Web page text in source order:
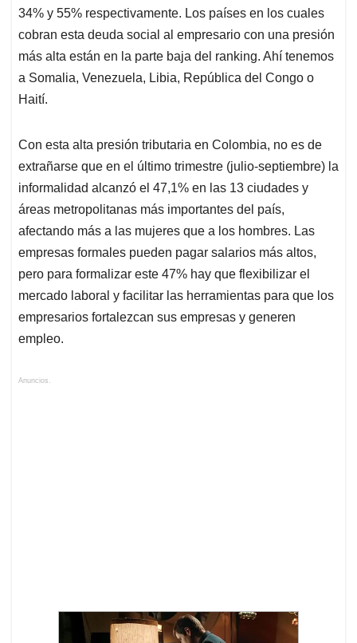
34% y 55% respectivamente. Los países en los cuales
cobran esta deuda social al empresario con una presión
más alta están en la parte baja del ranking. Ahí tenemos
a Somalia, Venezuela, Libia, República del Congo o
Haití.
Con esta alta presión tributaria en Colombia, no es de
extrañarse que en el último trimestre (julio-septiembre) la
informalidad alcanzó el 47,1% en las 13 ciudades y
áreas metropolitanas más importantes del país,
afectando más a las mujeres que a los hombres. Las
empresas formales pueden pagar salarios más altos,
pero para formalizar este 47% hay que flexibilizar el
mercado laboral y facilitar las herramientas para que los
empresarios fortalezcan sus empresas y generen
empleo.
Anuncios.